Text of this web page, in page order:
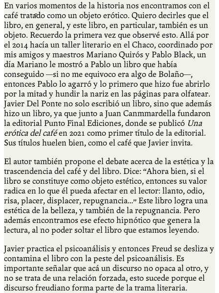
Staff
En varios momentos de la historia nos encontramos con el
café tratado como un objeto erótico. Quiero decirles que el
libro, en general, y este libro, en particular, también es un
objeto. Recuerdo la primera vez que observé esto. Allá por
el 2014 hacía un taller literario en el Chaco, coordinado por
mis amigos y maestros Mariano Quirós y Pablo Black, un
día Mariano le mostró a Pablo un libro que había
conseguido —si no me equivoco era algo de Bolaño—,
entonces Pablo lo agarró y lo primero que hizo fue abrirlo
por la mitad y hundir la nariz en las páginas para olfatear.
Javier Del Ponte no solo escribió un libro, sino que además
hizo un libro, ya que junto a Juan Canmmardella fundaron
la editorial Punto Final Ediciones, donde se publicó Una
erótica del caféen 2021 como primer título de la editorial.
Sus títulos huelen bien, como el café que Javier invita.
El autor también propone el debate acerca de la estética y la
trascendencia del café y del libro. Dice: “Ahora bien, si el
libro se constituye como objeto estético, entonces su valor
radica en lo que él pueda afectar en el lector: llanto, odio,
risa, placer, displacer, repugnancia…” Este libro logra una
estética de la belleza, y también de la repugnancia. Pero
además encontramos ese efecto hipnótico que genera la
lectura, al no poder soltar el libro que estamos leyendo.
Javier practica el psicoanálisis y entonces Freud se desliza y
contamina el libro con la peste del psicoanálisis. Es
importante señalar que acá un discurso no opaca al otro, y
no se trata de una relación forzada, esto sucede porque el
discurso freudiano forma parte de la trama literaria.